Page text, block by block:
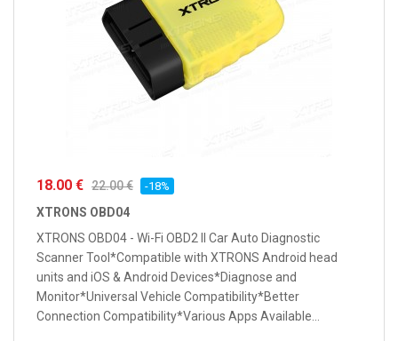
18.00 € 22.00 € -18%
XTRONS OBD04
XTRONS OBD04 - Wi-Fi OBD2 II Car Auto Diagnostic
Scanner Tool*Compatible with XTRONS Android head
units and iOS & Android Devices*Diagnose and
Monitor*Universal Vehicle Compatibility*Better
Connection Compatibility*Various Apps Available...